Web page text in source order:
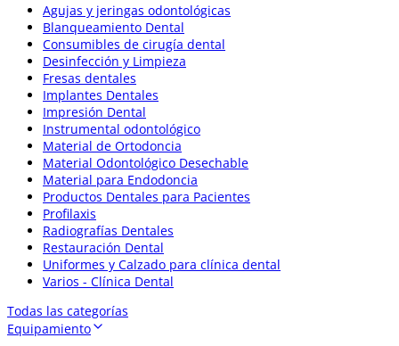
Agujas y jeringas odontológicas
Blanqueamiento Dental
Consumibles de cirugía dental
Desinfección y Limpieza
Fresas dentales
Implantes Dentales
Impresión Dental
Instrumental odontológico
Material de Ortodoncia
Material Odontológico Desechable
Material para Endodoncia
Productos Dentales para Pacientes
Profilaxis
Radiografías Dentales
Restauración Dental
Uniformes y Calzado para clínica dental
Varios - Clínica Dental
Todas las categorías
Equipamiento